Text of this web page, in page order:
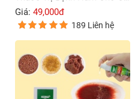
Giá: 49,000đ
189 Liên hệ